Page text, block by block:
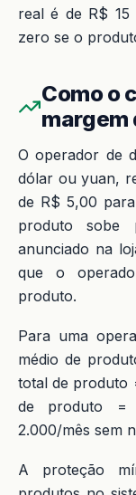
real é de R$
zero se o
Como o
margem
O operador de
dólar ou yuan,
de R$ 5,00
produto sobe
anunciado na
que o
produto.
Para uma
médio de
total de produto
de produto =
2.000/mês sem
A proteção